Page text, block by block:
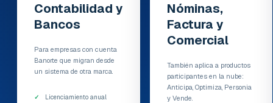
Contabilidad y
Bancos
Para empresas con cuenta
Banorte que migran desde
un sistema de otra marca.
Licenciamiento anual
Nóminas,
Factura y
Comercial
También aplica a productos
participantes en la nube:
Anticipa, Optimiza, Personia
y Vende.